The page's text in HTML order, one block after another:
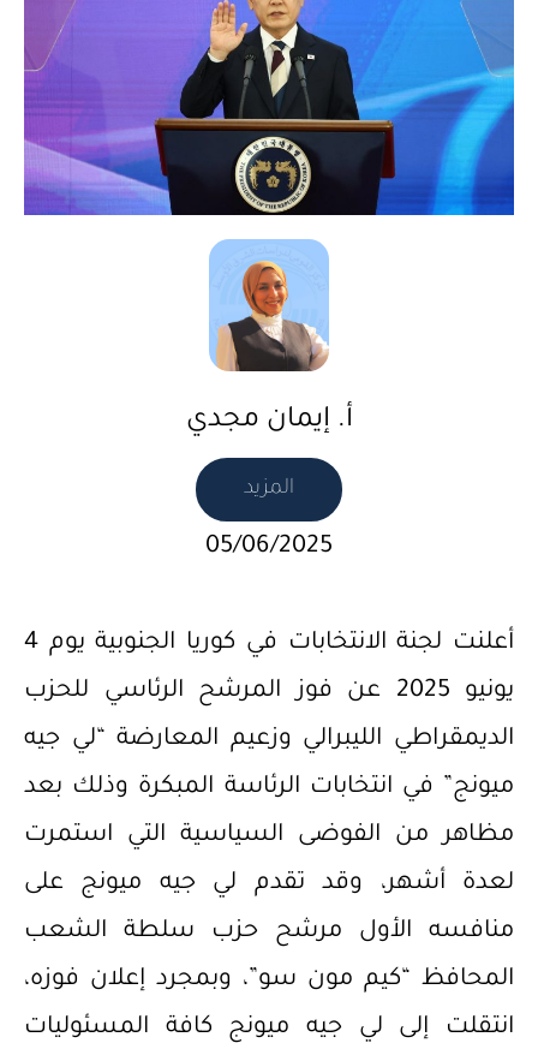
أ. إيمان مجدي
المزيد
05/06/2025
أعلنت لجنة الانتخابات في كوريا الجنوبية يوم 4
يونيو 2025 عن فوز المرشح الرئاسي للحزب
الديمقراطي الليبرالي وزعيم المعارضة “لي جيه
ميونج” في انتخابات الرئاسة المبكرة وذلك بعد
مظاهر من الفوضى السياسية التي استمرت
لعدة أشهر، وقد تقدم لي جيه ميونج على
منافسه الأول مرشح حزب سلطة الشعب
المحافظ “كيم مون سو”، وبمجرد إعلان فوزه،
انتقلت إلى لي جيه ميونج كافة المسئوليات